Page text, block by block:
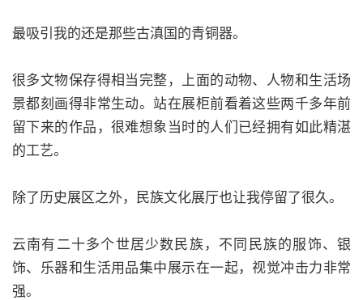
最吸引我的还是那些古滇国的青铜器。
很多文物保存得相当完整，上面的动物、人物和生活场
景都刻画得非常生动。站在展柜前看着这些两千多年前
留下来的作品，很难想象当时的人们已经拥有如此精湛
的工艺。
除了历史展区之外，民族文化展厅也让我停留了很久。
云南有二十多个世居少数民族，不同民族的服饰、银
饰、乐器和生活用品集中展示在一起，视觉冲击力非常
强。